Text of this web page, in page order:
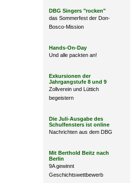
DBG Singers "rocken"
das Sommerfest der Don-
Bosco-Mission
Hands-On-Day
Und alle packten an!
Exkursionen der
Jahrgangstufe 8 und 9
Zollverein und Lüttich
begeistern
Die Juli-Ausgabe des
Schulfensters ist online
Nachrichten aus dem DBG
Mit Berthold Beitz nach
Berlin
9A gewinnt
Geschichtswettbewerb